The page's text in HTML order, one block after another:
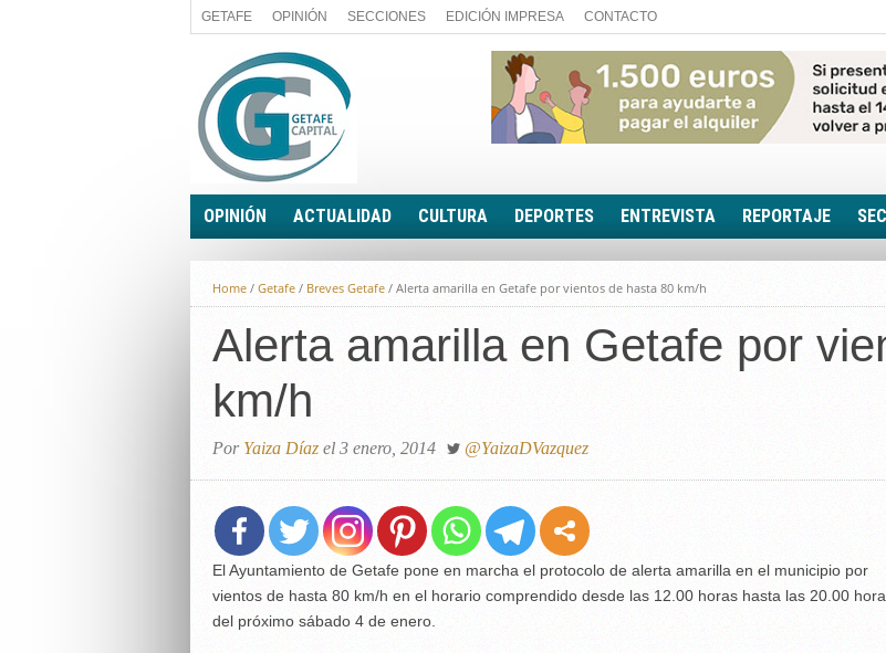
GETAFE OPINIÓN SECCIONES EDICIÓN IMPRESA CONTACTO
OPINIÓN
A FIN DE CUENTAS
PALABRA DE CONCEJAL
LA PIEDRA DE SÍSIFO
EL SACAPUNTAS
TODAS LAS BANDERAS
ROTAS
ACTUALIDAD
POLÍTICA
ECONOMÍA
SOCIEDAD
BREVES
CULTURA DEPORTES ENTREVISTA REPORTAJE
LA
IN
Home / Getafe / Breves Getafe / Alerta amarilla en Getafe por vientos de hasta 80 km/h
Alerta amarilla en Getafe por
km/h
Por Yaiza Díaz el 3 enero, 2014 @YaizaDVazquez
El Ayuntamiento de Getafe pone en marcha el protocolo de alerta amarilla en el municipio por
vientos de hasta 80 km/h en el horario comprendido desde las 12.00 horas hasta las 20.00
del próximo sábado 4 de enero.